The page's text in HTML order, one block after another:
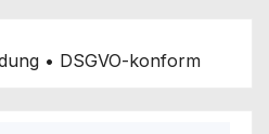
• DSGVO-konform